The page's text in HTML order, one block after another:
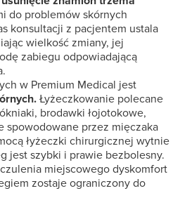
do problemów skórnych
konsultacji z pacjentem ustala
wielkość zmiany, jej
zabiegu odpowiadającą
w Premium Medical jest
Łyżeczkowanie polecane
brodawki łojotokowe,
spowodowane przez mięczaka
łyżeczki chirurgicznej wytnie
jest szybki i prawie bezbolesny.
miejscowego dyskomfort
zostaje ograniczony do